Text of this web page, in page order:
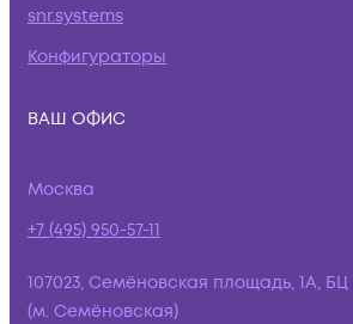
snr.systems
Конфигураторы
ВАШ ОФИС
Москва
+7 (495) 950-57-11
107023, Семёновская площадь, 1А,
(м. Семёновская)